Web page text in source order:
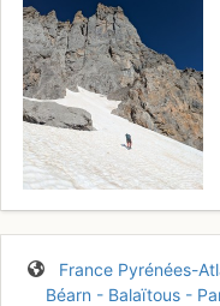
France Pyrénées-
Béarn - Balaïtous -